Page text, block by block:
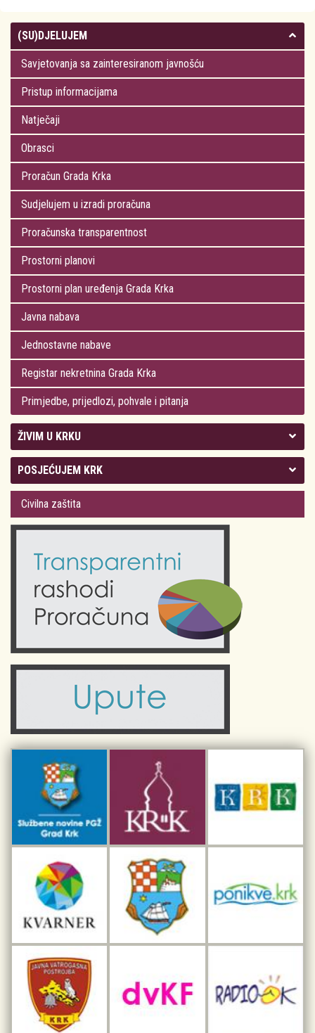
(SU)DJELUJEM
Savjetovanja sa zainteresiranom javnošću
Pristup informacijama
Natječaji
Obrasci
Proračun Grada Krka
Sudjelujem u izradi proračuna
Proračunska transparentnost
Prostorni planovi
Prostorni plan uređenja Grada Krka
Javna nabava
Jednostavne nabave
Registar nekretnina Grada Krka
Primjedbe, prijedlozi, pohvale i pitanja
ŽIVIM U KRKU
Kolegij gradonačelnika
Gradsko vijeće
Odluke Grada Krka (Službene novine PGŽ)
Obrazovanje
Komunalne usluge
Civilni sektor (arhiva udruga)
Sport i rekreacija
POSJEĆUJEM KRK
Plan Grada Krka
Krk 360° VR panorama
Krk uživo
Fotogalerije
Kalendar događanja
Turistička zajednica otoka Krka
Kulturno-turistička ruta Putovima Frankopana
Dar iz Krka
Interpretacijski centar pomorske baštine
Civilna zaštita